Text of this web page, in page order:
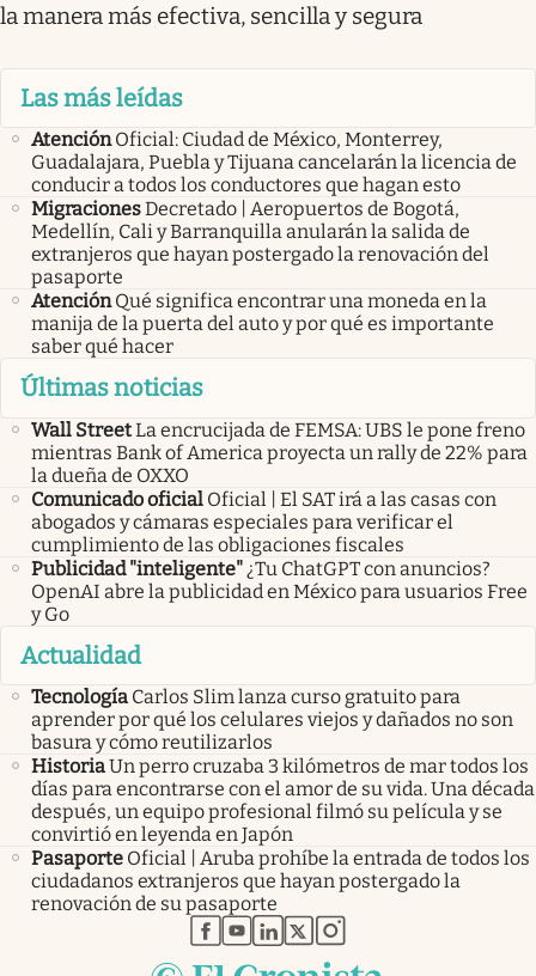
la manera más efectiva, sencilla y segura
Las más leídas
Atención Oficial: Ciudad de México, Monterrey,
Guadalajara, Puebla y Tijuana cancelarán la licencia de
conducir a todos los conductores que hagan esto
MigracionesDecretado | Aeropuertos de Bogotá,
Medellín, Cali y Barranquilla anularán la salida de
extranjeros que hayan postergado la renovación del
pasaporte
Atención Qué significa encontrar una moneda en la
manija de la puerta del auto y por qué es importante
saber qué hacer
Últimas noticias
Wall StreetLa encrucijada de FEMSA: UBS le pone freno
mientras Bank of America proyecta un rally de 22% para
la dueña de OXXO
Comunicado oficial Oficial | El SAT irá a las casas con
abogados y cámaras especiales para verificar el
cumplimiento de las obligaciones fiscales
Publicidad "inteligente" ¿Tu ChatGPT con anuncios?
OpenAI abre la publicidad en México para usuarios Free
y Go
Actualidad
Tecnología Carlos Slim lanza curso gratuito para
aprender por qué los celulares viejos y dañados no son
basura y cómo reutilizarlos
HistoriaUn perro cruzaba 3 kilómetros de mar todos los
días para encontrarse con el amor de su vida. Una década
después, un equipo profesional filmó su película y se
convirtió en leyenda en Japón
Pasaporte Oficial | Aruba prohíbe la entrada de todos los
ciudadanos extranjeros que hayan postergado la
renovación de su pasaporte
abre en nueva pestaña
abre en nueva pestaña
abre en nueva pestaña
abre en nueva pestaña
abre en nueva pestaña